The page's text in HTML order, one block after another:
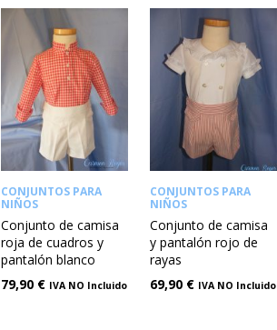
CONJUNTOS PARA
NIÑOS
Conjunto de camisa
roja de cuadros y
pantalón blanco
79,90 € IVA NO Incluido
CONJUNTOS PARA
NIÑOS
Conjunto de camisa
y pantalón rojo de
rayas
69,90 € IVA NO Incluido